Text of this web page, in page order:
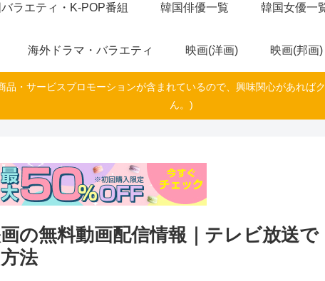
ラエティ・K-POP番組 韓国俳優一覧 韓国女優一
海外ドラマ・バラエティ 映画(洋画) 映画(邦画)
品・サービスプロモーションが含まれているので、興味関心があれ
ん。)
の無料動画配信情報｜テレビ放送で
法